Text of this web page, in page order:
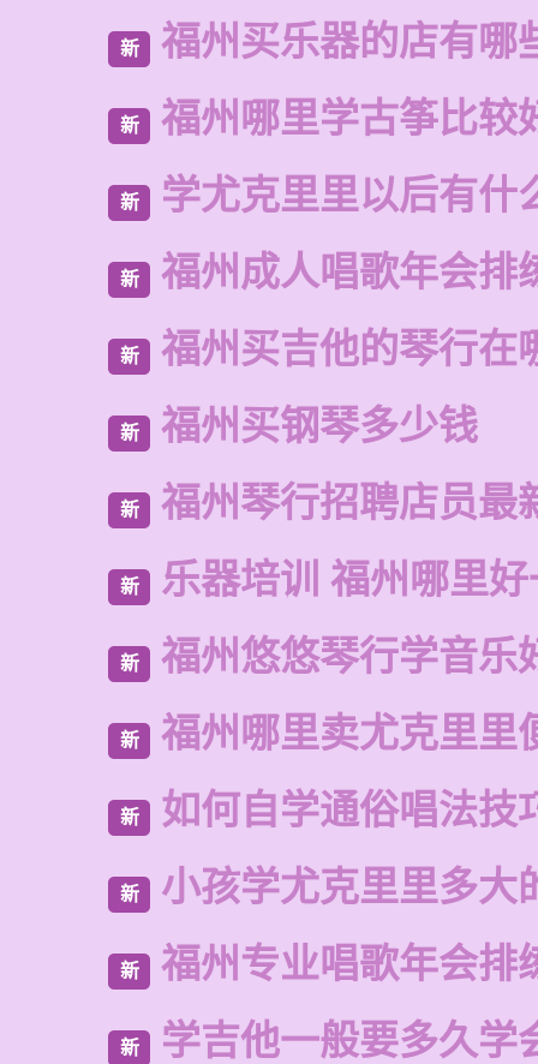
新 福州买乐器的店有哪
新 福州哪里学古筝比较
新 学尤克里里以后有什
新 福州成人唱歌年会排
新 福州买吉他的琴行在
新 福州买钢琴多少钱
新 福州琴行招聘店员最
新 乐器培训 福州哪里
新 福州悠悠琴行学音乐
新 福州哪里卖尤克里里
新 如何自学通俗唱法技
新 小孩学尤克里里多大
新 福州专业唱歌年会排
新 学吉他一般要多久学